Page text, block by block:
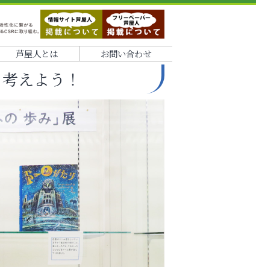
芦屋人とは お問い合わせ
えよう！